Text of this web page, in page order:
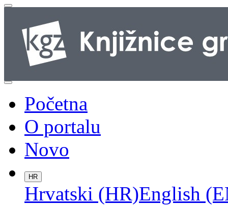
Početna
O portalu
Novo
HR
Hrvatski (HR)English